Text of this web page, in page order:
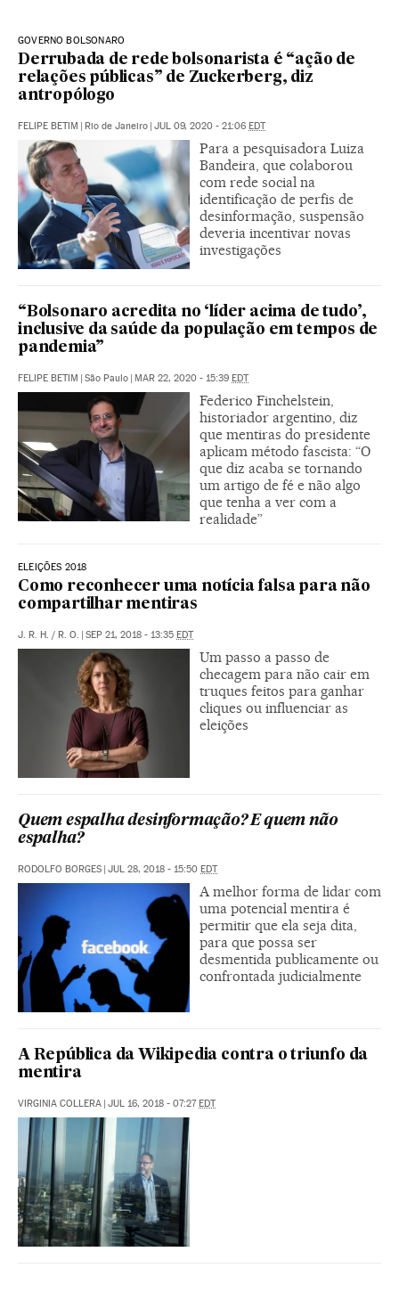
GOVERNO BOLSONARO
Derrubada de rede bolsonarista é “ação de
relações públicas” de Zuckerberg, diz
antropólogo
FELIPE BETIM Rio de Janeiro JUL 09, 2020 - 21:06 EDT
Para a pesquisadora Luiza
Bandeira, que colaborou
com rede social na
identificação de perfis de
desinformação, suspensão
deveria incentivar novas
investigações
“Bolsonaro acredita no ‘líder acima de tudo’,
inclusive da saúde da população em tempos de
pandemia”
FELIPE BETIM São Paulo MAR 22, 2020 - 15:39 EDT
Federico Finchelstein,
historiador argentino, diz
que mentiras do presidente
aplicam método fascista: “O
que diz acaba se tornando
um artigo de fé e não algo
que tenha a ver com a
realidade”
ELEIÇÕES 2018
Como reconhecer uma notícia falsa para não
compartilhar mentiras
J. R. H. / R. O. SEP 21, 2018 - 13:35 EDT
Um passo a passo de
checagem para não cair em
truques feitos para ganhar
cliques ou influenciar as
eleições
Quem espalha desinformação? E quem não
espalha?
RODOLFO BORGES JUL 28, 2018 - 15:50 EDT
A melhor forma de lidar com
uma potencial mentira é
permitir que ela seja dita,
para que possa ser
desmentida publicamente ou
confrontada judicialmente
A República da Wikipedia contra o triunfo da
mentira
VIRGINIA COLLERA | JUL 16, 2018 - 07:27EDT